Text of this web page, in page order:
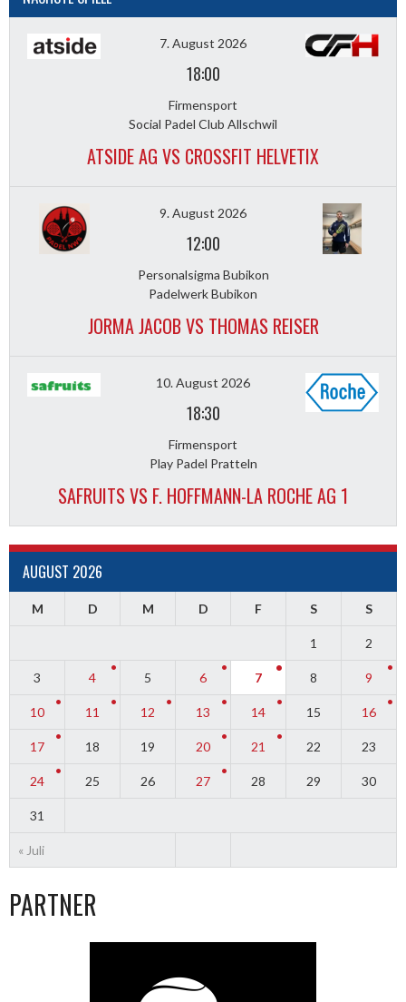
7. August 2026
18:00
Firmensport
Social Padel Club Allschwil
ATSIDE AG VS CROSSFIT HELVETIX
9. August 2026
12:00
Personalsigma Bubikon
Padelwerk Bubikon
JORMA JACOB VS THOMAS REISER
10. August 2026
18:30
Firmensport
Play Padel Pratteln
SAFRUITS VS F. HOFFMANN-LA ROCHE AG 1
AUGUST 2026
M D M D F S S
« Juli
1 2
3 4 5 6 7 8 9
10 11 12 13 14 15 16
17 18 19 20 21 22 23
24 25 26 27 28 29 30
31
PARTNER